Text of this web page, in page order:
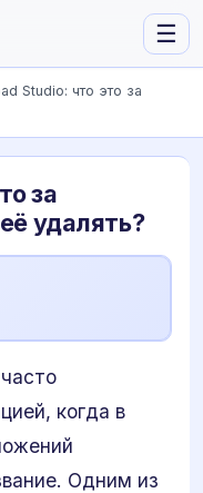
☰
Studio: что это за
за
удалять?
когда в
Одним из